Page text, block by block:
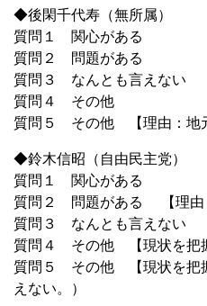
◆後閑千代寿（無所属）
質問１ 関心がある
質問２ 問題がある
質問３ なんとも言えない
質問４ その他
質問５ その他 【理由：地
◆鈴木信昭（自由民主党）
質問１ 関心がある
質問２ 問題がある 【理由
質問３ なんとも言えない
質問４ その他 【現状を把
質問５ その他 【現状を把
えない。）